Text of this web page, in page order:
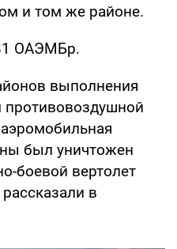
и том же районе.
ОАЭМБр.
выполнения
противовоздушной
был уничтожен
боевой вертолет
в